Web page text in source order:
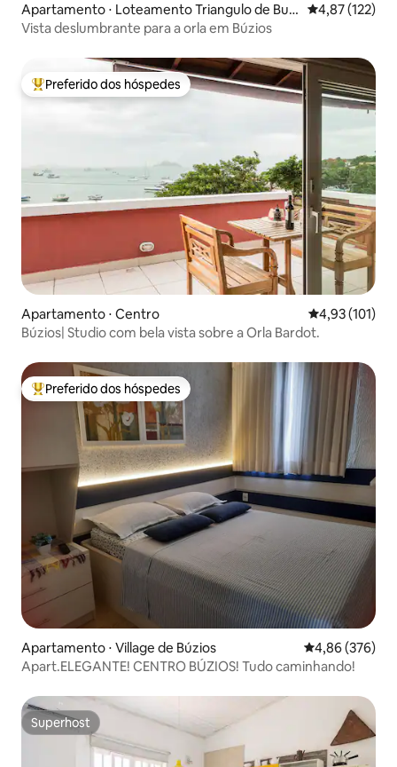
Apartamento ⋅ Loteamento Triangulo de Buzi
os
4,87 de uma
4,87 (122)
Vista deslumbrante para a orla em Búzios
Entre os melhores preferidos dos hóspedes
Preferido dos hóspedes
Apartamento ⋅ Centro 4,93 de uma
4,93 (101)
Búzios| Studio com bela vista sobre a Orla Bardot.
Entre os melhores preferidos dos hóspedes
Preferido dos hóspedes
Apartamento ⋅ Village de Búzios 4,86 de uma
4,86 (376)
Apart.ELEGANTE! CENTRO BÚZIOS! Tudo caminhando!
Superhost
Superhost